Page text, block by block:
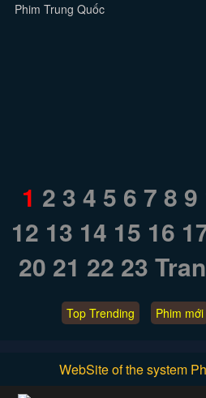
Phim Trung Quốc
1 2 3 4 5 6 7 8 9
12 13 14 15 16
20 21 22 23
Top Trending Phim mới
WebSite of the system